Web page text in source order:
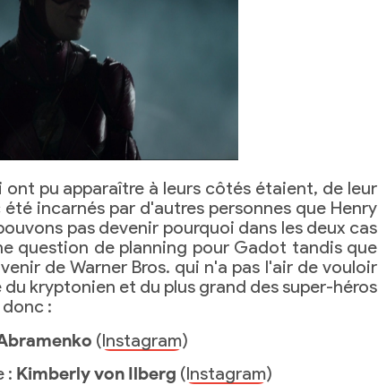
ont pu apparaître à leurs côtés étaient, de leur
incarnés par d'autres personnes que Henry
pas devenir pourquoi dans les deux cas
question de planning pour Gadot tandis que
de Warner Bros. qui n'a pas l'air de vouloir
du kryptonien et du plus grand des super-héros
:
(Instagram)
: Kimberly von Ilberg (Instagram)